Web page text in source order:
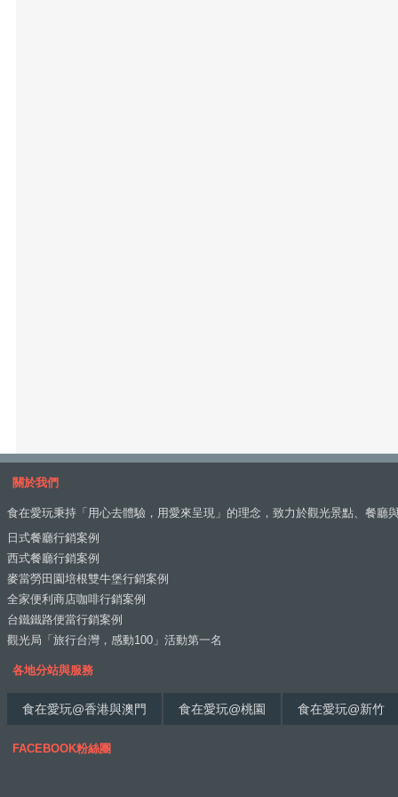
關於我們
食在愛玩秉持「用心去體驗，用愛來呈現」的理念，致力於觀光景點、餐廳
日式餐廳行銷案例
西式餐廳行銷案例
麥當勞田園培根雙牛堡行銷案例
全家便利商店咖啡行銷案例
台鐵鐵路便當行銷案例
觀光局「旅行台灣，感動100」活動第一名
各地分站與服務
食在愛玩@香港與澳門 食在愛玩@桃園 食在愛玩@新竹
FACEBOOK粉絲團